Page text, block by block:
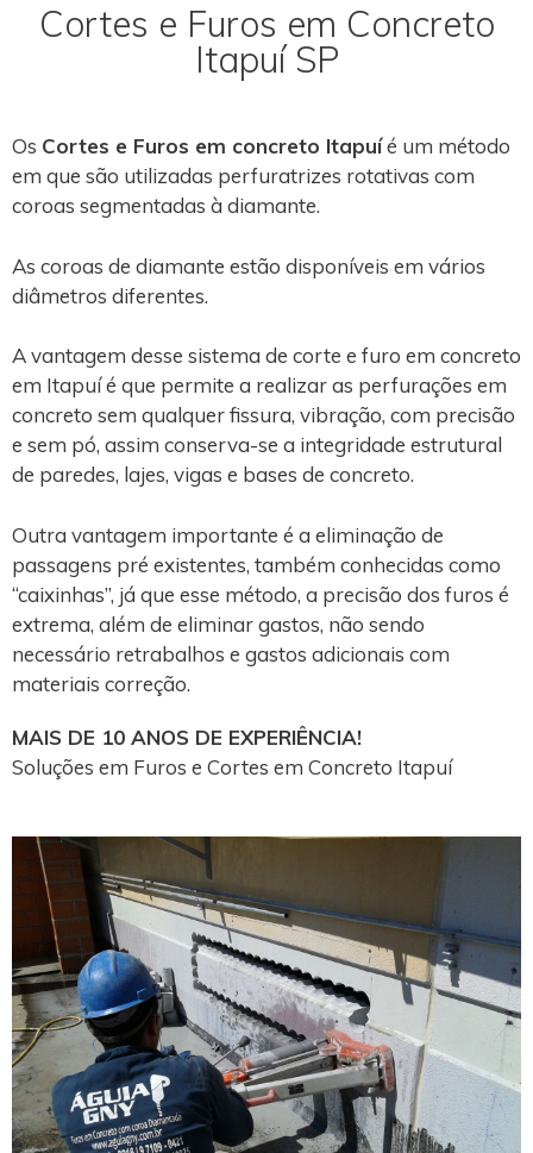
Cortes e Furos em Concreto
Itapuí SP
Os Cortes e Furos em concreto Itapuíé um método
em que são utilizadas perfuratrizes rotativas com
coroas segmentadas à diamante.
As coroas de diamante estão disponíveis em vários
diâmetros diferentes.
A vantagem desse sistema de corte e furo em concreto
em Itapuí é que permite a realizar as perfurações em
concreto sem qualquer fissura, vibração, com precisão
e sem pó, assim conserva-se a integridade estrutural
de paredes, lajes, vigas e bases de concreto.
Outra vantagem importante é a eliminação de
passagens pré existentes, também conhecidas como
“caixinhas”, já que esse método, a precisão dos furos é
extrema, além de eliminar gastos, não sendo
necessário retrabalhos e gastos adicionais com
materiais correção.
MAIS DE 10 ANOS DE EXPERIÊNCIA!
Soluções em Furos e Cortes em Concreto Itapuí